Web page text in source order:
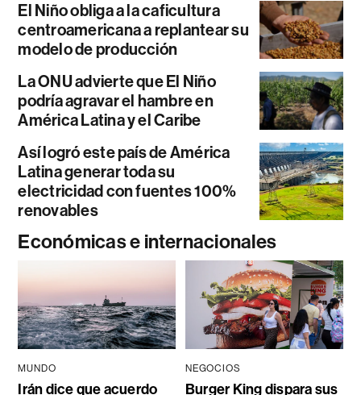
El Niño obliga a la caficultura
centroamericana a replantear su
modelo de producción
La ONU advierte que El Niño
podría agravar el hambre en
América Latina y el Caribe
Así logró este país de América
Latina generar toda su
electricidad con fuentes 100%
renovables
Económicas e internacionales
MUNDO
Irán dice que acuerdo
NEGOCIOS
Burger King dispara sus